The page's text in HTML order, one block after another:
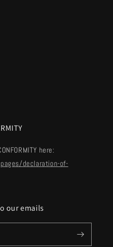
here:
declaration-of-
our emails